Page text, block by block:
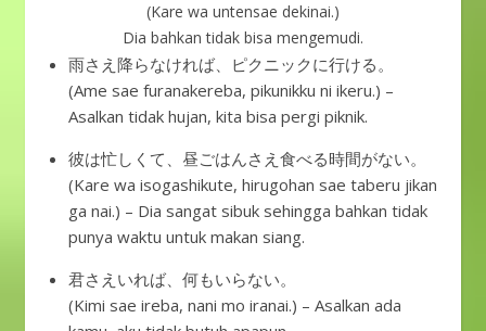
(Kare wa untensae dekinai.)
Dia bahkan tidak bisa mengemudi.
雨さえ降らなければ、ピクニックに行ける。
(Ame sae furanakereba, pikunikku ni ikeru.) –
Asalkan tidak hujan, kita bisa pergi piknik.
彼は忙しくて、昼ごはんさえ食べる時間がない。
(Kare wa isogashikute, hirugohan sae taberu jikan
ga nai.) – Dia sangat sibuk sehingga bahkan tidak
punya waktu untuk makan siang.
君さえいれば、何もいらない。
(Kimi sae ireba, nani mo iranai.) – Asalkan ada